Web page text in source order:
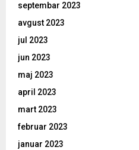
septembar 2023
avgust 2023
jul 2023
jun 2023
maj 2023
april 2023
mart 2023
februar 2023
januar 2023